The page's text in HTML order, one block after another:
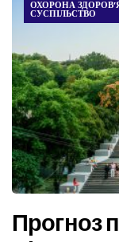
ОХОРОНА
СУСПІЛЬСТВО
Прогноз